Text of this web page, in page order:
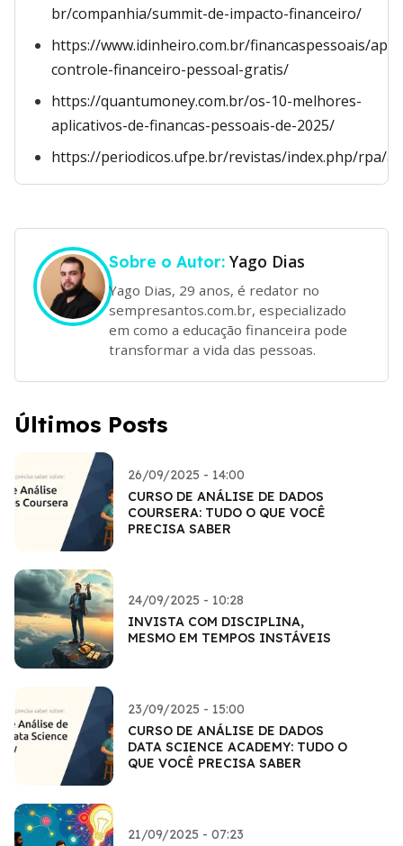
br/companhia/summit-de-impacto-financeiro/
https://www.idinheiro.com.br/financaspessoais/app-
controle-financeiro-pessoal-gratis/
https://quantumoney.com.br/os-10-melhores-
aplicativos-de-financas-pessoais-de-2025/
https://periodicos.ufpe.br/revistas/index.php/rpa/
Sobre o Autor: Yago Dias
Yago Dias, 29 anos, é redator no
sempresantos.com.br, especializado
em como a educação financeira pode
transformar a vida das pessoas.
Últimos Posts
26/09/2025 - 14:00
CURSO DE ANÁLISE DE DADOS
COURSERA: TUDO O QUE VOCÊ
PRECISA SABER
24/09/2025 - 10:28
INVISTA COM DISCIPLINA,
MESMO EM TEMPOS INSTÁVEIS
23/09/2025 - 15:00
CURSO DE ANÁLISE DE DADOS
DATA SCIENCE ACADEMY: TUDO O
QUE VOCÊ PRECISA SABER
21/09/2025 - 07:23